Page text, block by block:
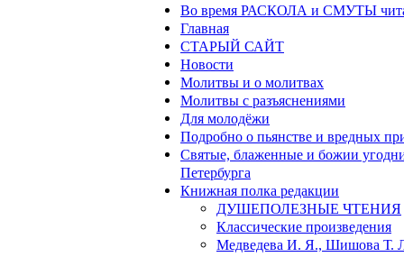
Во время РАСКОЛА и СМУТЫ
Главная
СТАРЫЙ САЙТ
Новости
Молитвы и о молитвах
Молитвы с разъяснениями
Для молодёжи
Подробно о пьянстве и вредных
Святые, блаженные и божии
Петербурга
Книжная полка редакции
ДУШЕПОЛЕЗНЫЕ ЧТЕНИЯ
Классические произведения
Медведева И. Я., Шишова Т.